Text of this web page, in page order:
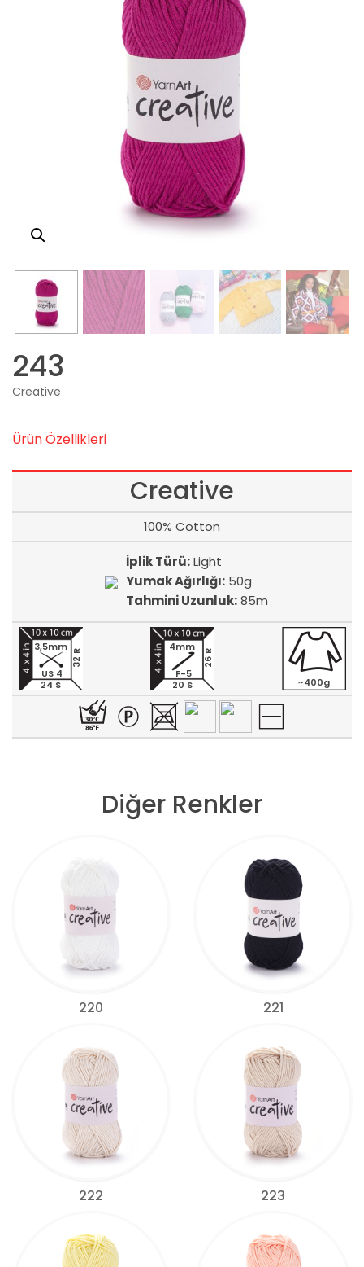
243
Creative
Ürün Özellikleri
Creative
100% Cotton
İplik Türü:Light
Yumak Ağırlığı:50g
Tahmini Uzunluk:85m
24 S
32 R
3,5mm
US 4
20 S
26 R
4mm
F-5
~400g
Diğer Renkler
220 221
222 223